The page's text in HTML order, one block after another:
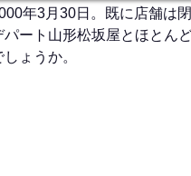
年3月30日。既に店舗は
パート山形松坂屋とほとん
ょうか。